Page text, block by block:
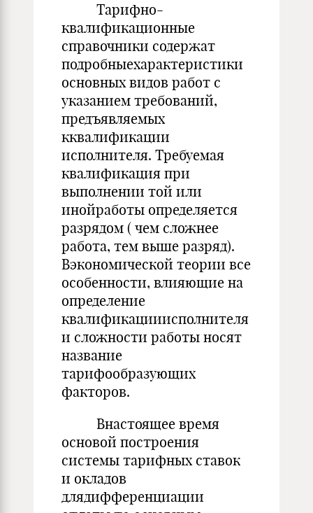
Тарифно-
квалификационные
справочники содержат
подробныехарактеристики
основных видов работ с
указанием требований,
предъявляемых
кквалификации
исполнителя. Требуемая
квалификация при
выполнении той или
инойработы определяется
разрядом ( чем сложнее
работа, тем выше разряд).
Вэкономической теории все
особенности, влияющие на
определение
квалификацииисполнителя
и сложности работы носят
название
тарифообразующих
факторов.
Внастоящее время
основой построения
системы тарифных ставок
и окладов
длядифференциации